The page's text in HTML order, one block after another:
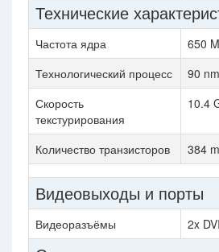
Технические
Частота ядра
650
Технологический процесс
90 nm
Скорость
текстурирования
10.4
Количество транзисторов 384
Видеовыходы и порты
Видеоразъёмы 2x